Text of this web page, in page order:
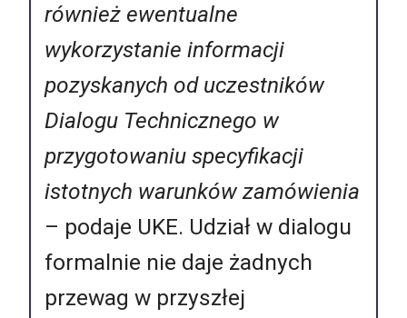
również ewentualne
wykorzystanie informacji
pozyskanych od uczestników
Dialogu Technicznego w
przygotowaniu specyfikacji
istotnych warunków zamówienia
– podaje UKE. Udział w dialogu
formalnie nie daje żadnych
przewag w przyszłej